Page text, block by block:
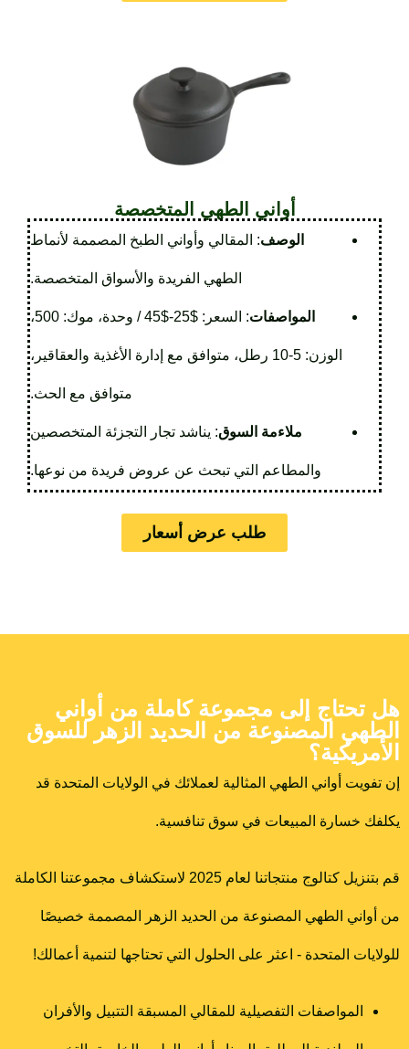
أواني الطهي المتخصصة
: المقالي وأواني الطبخ المصممة لأنماط
الطهي الفريدة والأسواق المتخصصة.
المواصفات : السعر: $25-$45 / وحدة، موك: 500،
الوزن: 5-10 رطل، متوافق مع إدارة الأغذية والعقاقير،
متوافق مع الحث.
ملاءمة السوق : يناشد تجار التجزئة المتخصصين
والمطاعم التي تبحث عن عروض فريدة من نوعها.
طلب عرض أسعار
إلى مجموعة كاملة من أواني
المصنوعة من الحديد الزهر للسوق
أواني الطهي المثالية لعملائك في الولايات المتحدة قد
خسارة المبيعات في سوق تنافسية.
قم بتنزيل كتالوج منتجاتنا لعام 2025 لاستكشاف مجموعتنا الكاملة
الطهي المصنوعة من الحديد الزهر المصممة خصيصًا
المتحدة - اعثر على الحلول التي تحتاجها لتنمية أعمالك!
المواصفات التفصيلية للمقالي المسبقة التتبيل والأفران